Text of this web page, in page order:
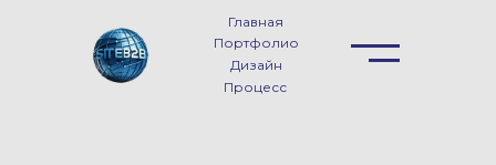
Портфолио
Дизайн
Процесс
Главная